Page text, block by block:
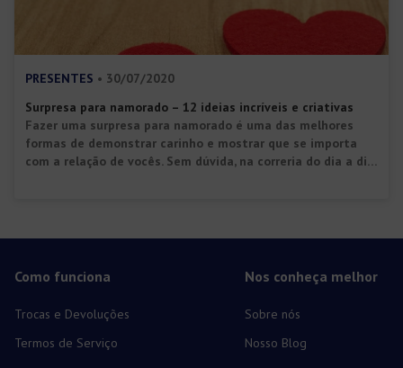
PRESENTES • 30/07/2020
Surpresa para namorado – 12 ideias incríveis e criativas
Fazer uma surpresa para namorado é uma das melhores
formas de demonstrar carinho e mostrar que se importa
com a relação de vocês. Sem dúvida, na correria do dia a dia
Como funciona
Trocas e Devoluções
Termos de Serviço
Nos conheça melhor
Sobre nós
Nosso Blog